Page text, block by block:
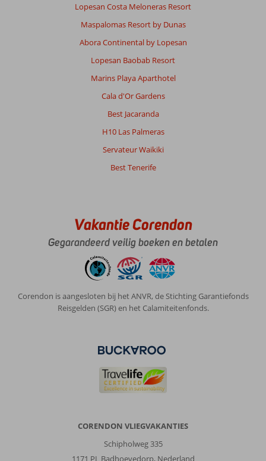
Lopesan Costa Meloneras Resort
Maspalomas Resort by Dunas
Abora Continental by Lopesan
Lopesan Baobab Resort
Marins Playa Aparthotel
Cala d'Or Gardens
Best Jacaranda
H10 Las Palmeras
Servateur Waikiki
Best Tenerife
Vakantie Corendon
Gegarandeerd veilig boeken en betalen
Corendon is aangesloten bij het ANVR, de Stichting Garantiefonds
Reisgelden (SGR) en het Calamiteitenfonds.
CORENDON VLIEGVAKANTIES
Schipholweg 335
1171 PL Badhoevedorp, Nederland